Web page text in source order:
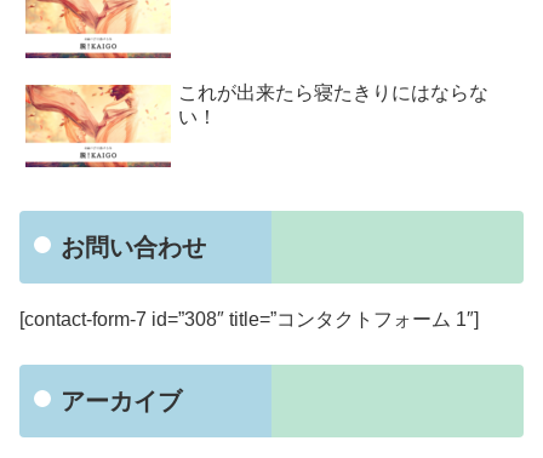
これが出来たら寝たきりにはならな
い！
お問い合わせ
[contact-form-7 id=”308″ title=”コンタクトフォーム 1″]
アーカイブ